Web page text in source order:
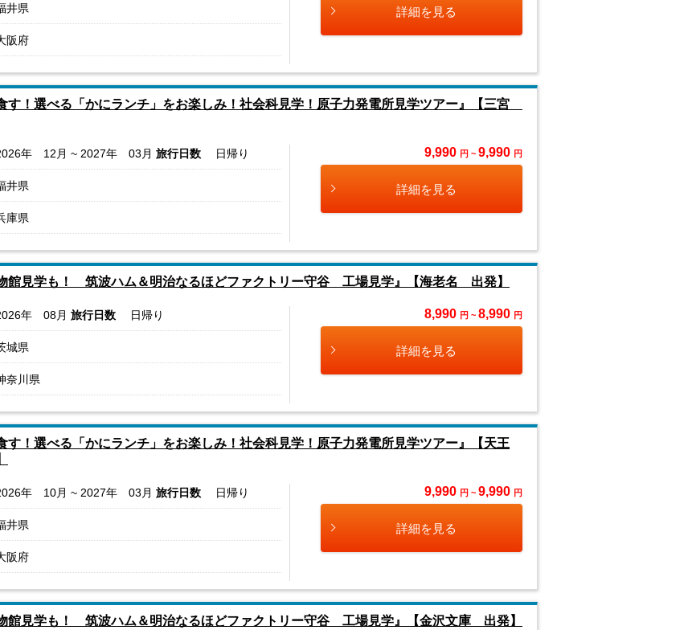
井県
阪府
詳細を見る
す！選べる「かにランチ」をお楽しみ！社会科見学！原子力発電所見学ツアー』【三宮
年 12月 ~ 2027年 03月 旅行日数 日帰り
井県
庫県
9,990 円 ~ 9,990 円
詳細を見る
物館見学も！ 筑波ハム＆明治なるほどファクトリー守谷 工場見学』【海老名 出発】
年 08月 旅行日数 日帰り
城県
奈川県
8,990 円 ~ 8,990 円
詳細を見る
す！選べる「かにランチ」をお楽しみ！社会科見学！原子力発電所見学ツアー』【天王
年 10月 ~ 2027年 03月 旅行日数 日帰り
井県
阪府
9,990 円 ~ 9,990 円
詳細を見る
物館見学も！ 筑波ハム＆明治なるほどファクトリー守谷 工場見学』【金沢文庫 出発】